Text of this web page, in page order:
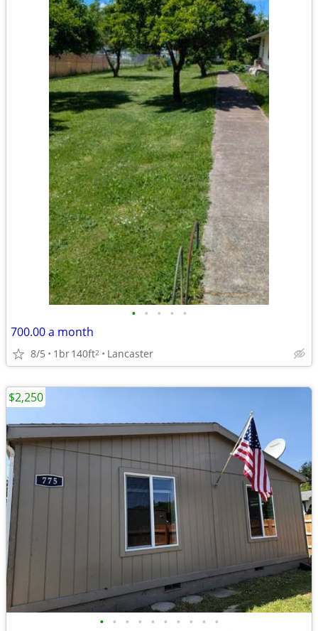
• • • • •
700.00 a month
8/5 1br140ft2 Lancaster
• • • • • • • • • •
$2,250